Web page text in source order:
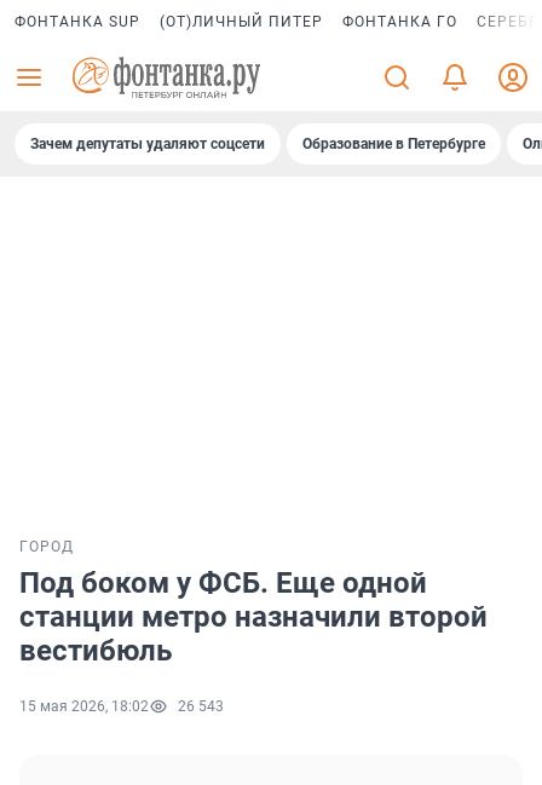
ФОНТАНКА SUP (ОТ)ЛИЧНЫЙ ПИТЕР ФОНТАНКА ГО
Зачем депутаты удаляют соцсети Образование в Петербурге
ГОРОД
Под боком у ФСБ. Еще одной
станции метро назначили второй
вестибюль
15 мая 2026, 18:02 26 543